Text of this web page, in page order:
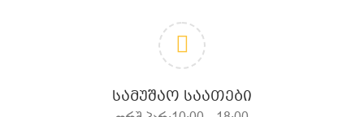
ᲡᲐᲛᲣᲨᲐᲝ ᲡᲐᲐᲗᲔᲑᲘ